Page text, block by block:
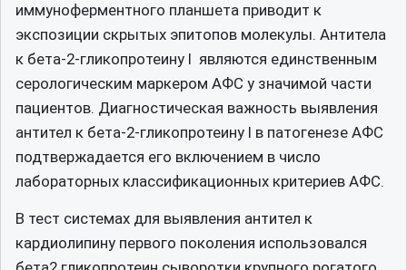
иммуноферментного планшета приводит к
экспозиции скрытых эпитопов молекулы. Антитела
к бета-2-гликопротеину I являются единственным
серологическим маркером АФС у значимой части
пациентов. Диагностическая важность выявления
антител к бета-2-гликопротеину I в патогенезе АФС
подтвержадается его включением в число
лабораторных классификационных критериев АФС.
В тест системах для выявления антител к
кардиолипину первого поколения использовался